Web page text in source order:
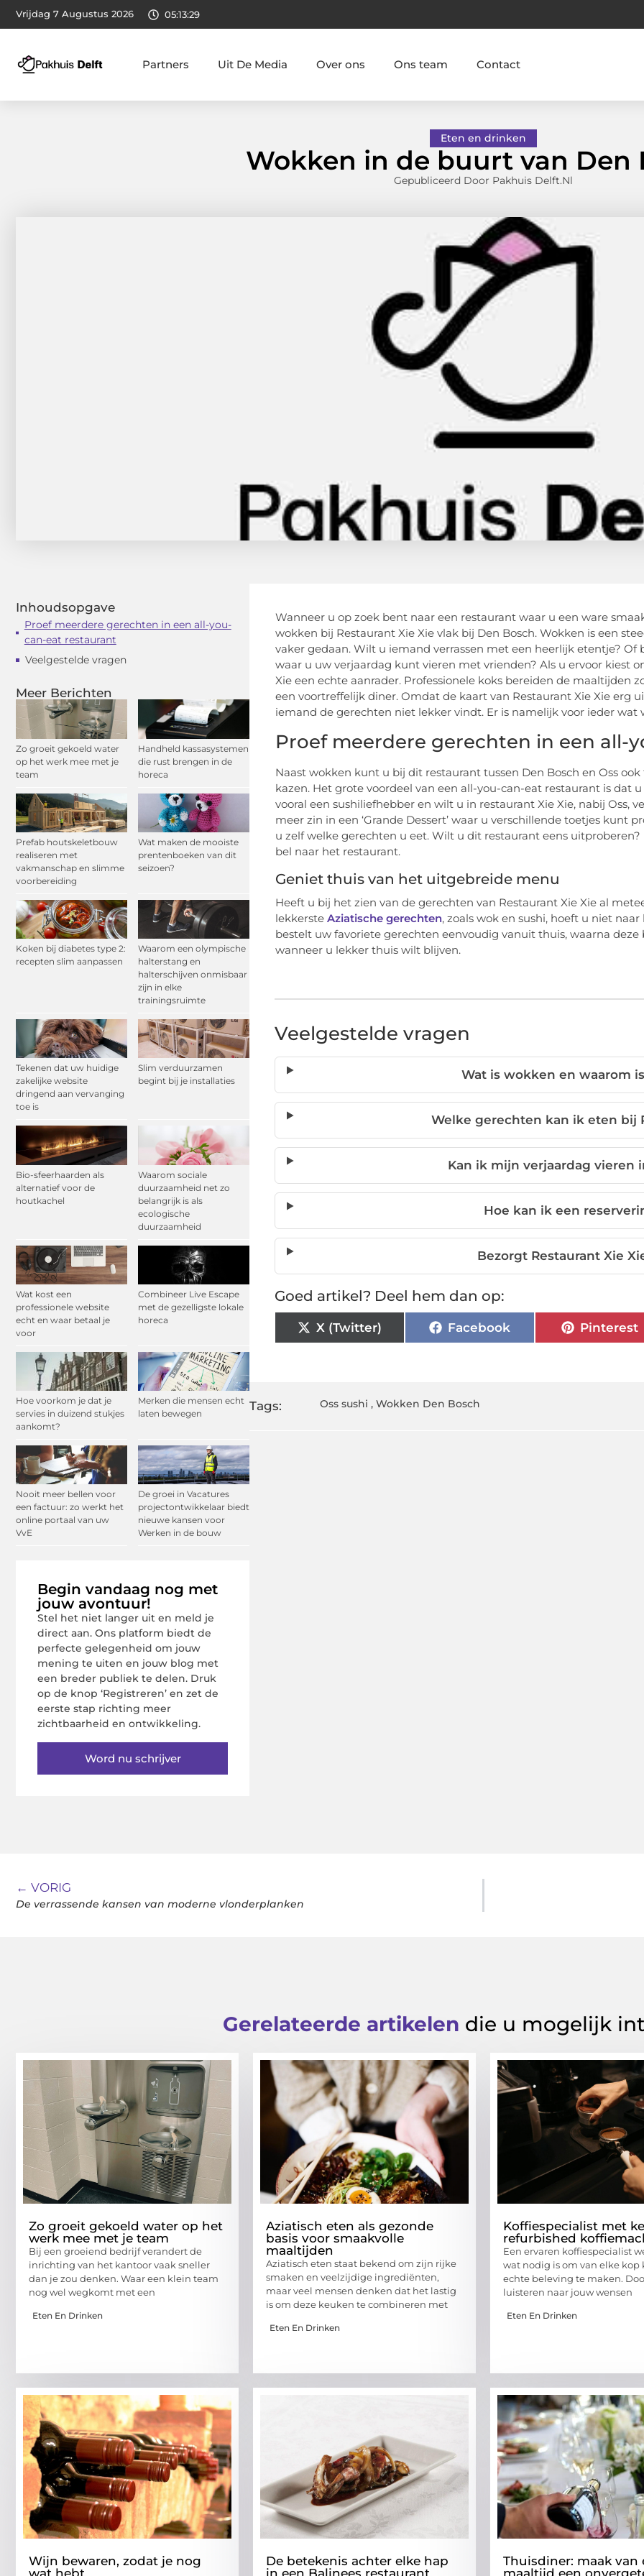
Vrijdag 7 Augustus 2026 05:13:30
Partners Uit De Media Over ons Ons team Contact
Eten en drinken
Wokken in de buurt van Den
Gepubliceerd Door Pakhuis Delft.nl
Inhoudsopgave
Proef meerdere gerechten in een all-you-
can-eat restaurant
Veelgestelde vragen
Meer Berichten
Zo groeit gekoeld water
op het werk mee met je
team
Handheld kassasystemen
die rust brengen in de
horeca
Prefab houtskeletbouw
realiseren met
vakmanschap en slimme
voorbereiding
Wat maken de mooiste
prentenboeken van dit
seizoen?
Koken bij diabetes type 2:
recepten slim aanpassen
Waarom een olympische
halterstang en
halterschijven onmisbaar
zijn in elke
trainingsruimte
Tekenen dat uw huidige
zakelijke website
dringend aan vervanging
toe is
Slim verduurzamen
begint bij je installaties
Bio-sfeerhaarden als
alternatief voor de
houtkachel
Waarom sociale
duurzaamheid net zo
belangrijk is als
ecologische
duurzaamheid
Wat kost een
professionele website
echt en waar betaal je
voor
Combineer Live Escape
met de gezelligste lokale
horeca
Hoe voorkom je dat je
servies in duizend stukjes
aankomt?
Merken die mensen echt
laten bewegen
Nooit meer bellen voor
een factuur: zo werkt het
online portaal van uw
VvE
De groei in Vacatures
projectontwikkelaar biedt
nieuwe kansen voor
Werken in de bouw
Begin vandaag nog met
jouw avontuur!
Stel het niet langer uit en meld je
direct aan. Ons platform biedt de
perfecte gelegenheid om jouw
mening te uiten en jouw blog met
een breder publiek te delen. Druk
op de knop ‘Registreren’ en zet de
eerste stap richting meer
zichtbaarheid en ontwikkeling.
Word nu schrijver
Wanneer u op zoek bent naar een restaurant waar u een ware
wokken bij Restaurant Xie Xie vlak bij Den Bosch. Wokken is een
vaker gedaan. Wilt u iemand verrassen met een heerlijk etentje?
waar u uw verjaardag kunt vieren met vrienden? Als u ervoor kiest
Xie een echte aanrader. Professionele koks bereiden de maaltijden
een voortreffelijk diner. Omdat de kaart van Restaurant Xie Xie erg
iemand de gerechten niet lekker vindt. Er is namelijk voor ieder wat
Proef meerdere gerechten in een all-
Naast wokken kunt u bij dit restaurant tussen Den Bosch en Oss
kazen. Het grote voordeel van een all-you-can-eat restaurant is dat
vooral een sushiliefhebber en wilt u in restaurant Xie Xie, nabij Oss,
meer zin in een ‘Grande Dessert’ waar u verschillende toetjes kunt
u zelf welke gerechten u eet. Wilt u dit restaurant eens
bel naar het restaurant.
Geniet thuis van het uitgebreide menu
Heeft u bij het zien van de gerechten van Restaurant Xie Xie al
lekkerste Aziatische gerechten, zoals wok en sushi, hoeft u niet
bestelt uw favoriete gerechten eenvoudig vanuit thuis, waarna
wanneer u lekker thuis wilt blijven.
Veelgestelde vragen
Wat is wokken en waarom
Welke gerechten kan ik eten bij
Kan ik mijn verjaardag vieren
Hoe kan ik een
Bezorgt Restaurant Xie
Goed artikel? Deel hem dan op:
X (Twitter) Facebook Pinterest
Tags: Oss sushi , Wokken Den Bosch
← VORIG
De verrassende kansen van moderne vlonderplanken
Gerelateerde artikelen die u mogelijk
Zo groeit gekoeld water op het
werk mee met je team
Bij een groeiend bedrijf verandert de
inrichting van het kantoor vaak sneller
dan je zou denken. Waar een klein team
nog wel wegkomt met een
Eten En Drinken
Aziatisch eten als gezonde
basis voor smaakvolle
maaltijden
Aziatisch eten staat bekend om zijn rijke
smaken en veelzijdige ingrediënten,
maar veel mensen denken dat het lastig
is om deze keuken te combineren met
Eten En Drinken
Koffiespecialist met
refurbished
Een ervaren koffiespecialist
wat nodig is om van elke kop
echte beleving te maken.
luisteren naar jouw wensen
Eten En Drinken
Wijn bewaren, zodat je nog
De betekenis achter elke hap
Thuisdiner: maak van